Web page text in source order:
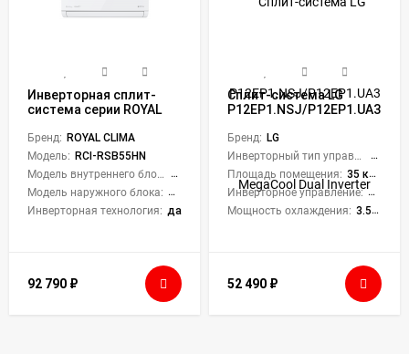
Инверторная сплит-
система серии ROYAL
DC EU Inverter RCI-
RSB55HN (комплект)
Бренд: ROYAL CLIMA
Модель: RCI-RSB55HN
Модель внутреннего блока:
RCI-RSB55HN/IN
Модель наружного блока: RCI-RSB55HN/OUT
Инверторная технология: да
92 790 ₽
Сплит-система LG
P12EP1.NSJ/P12EP1.UA3
Бренд: LG
Инверторный тип управления:
Да
Площадь помещения: 35 кв. м.
Инверторное управление: Да
Мощность охлаждения: 3.52 кВт
52 490 ₽